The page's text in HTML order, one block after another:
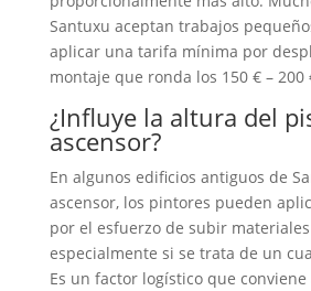
Santuxu aceptan trabajos
aplicar una tarifa mínima por
montaje que ronda los 150 € – 200
¿Influye la altura del
ascensor?
En algunos edificios antiguos de
ascensor, los pintores pueden
por el esfuerzo de subir
especialmente si se trata de un
Es un factor logístico que